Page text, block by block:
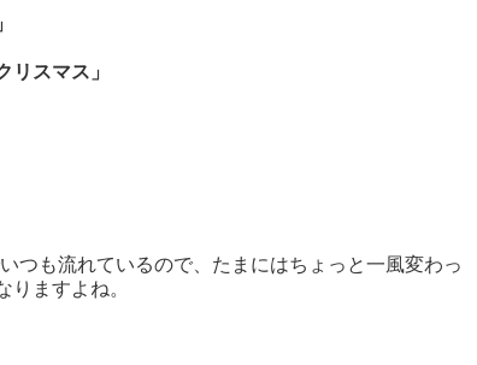
リスマス」
つも流れているので、たまにはちょっと一風変わっ
りますよね。